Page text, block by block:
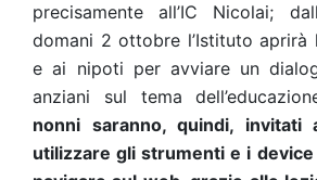
precisamente all’IC Nicolai;
domani 2 ottobre l’Istituto aprirà
e ai nipoti per avviare un
anziani sul tema
nonni saranno, quindi, invitati
utilizzare gli strumenti e i